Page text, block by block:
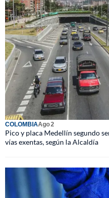
COLOMBIAAgo 2
Pico y placa Medellín segundo
vías exentas, según la Alcaldía